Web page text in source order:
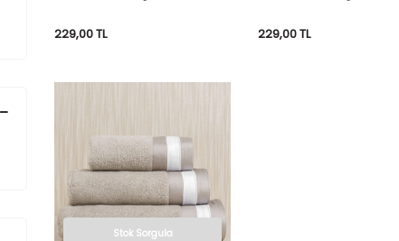
229,00TL 229,00TL
Stok Sorgula